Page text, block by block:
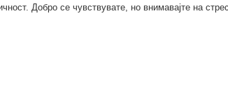
Добро се чувствувате, но внимавајте на